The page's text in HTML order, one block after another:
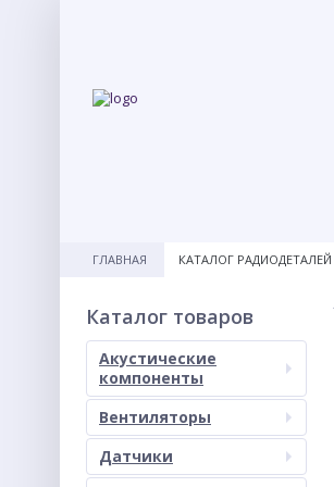
ГЛАВНАЯ КАТАЛОГ РАДИОДЕТАЛЕЙ
Каталог товаров
Акустические
компоненты
Вентиляторы
Датчики